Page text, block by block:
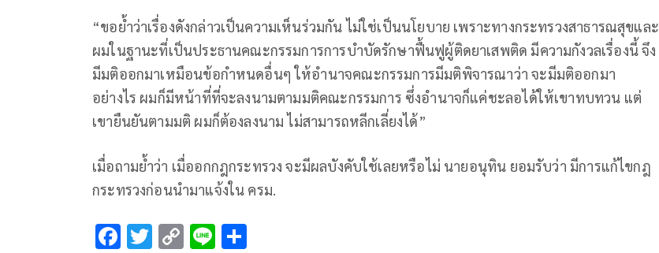
“ขอย้ำว่าเรื่องดังกล่าวเป็นความเห็นร่วมกัน ไม่ใช่เป็นนโยบาย เพราะทางกระทรวงสาธารณสุขและ
ผมในฐานะที่เป็นประธานคณะกรรมการการบำบัดรักษาฟื้นฟูผู้ติดยาเสพติด มีความกังวลเรื่องนี้ จึง
มีมติออกมาเหมือนข้อกำหนดอื่นๆ ให้อำนาจคณะกรรมการมีมติพิจารณาว่า จะมีมติออกมา
อย่างไร ผมก็มีหน้าที่ที่จะลงนามตามมติคณะกรรมการ ซึ่งอำนาจก็แค่ชะลอได้ให้เขาทบทวน แต่
เขายืนยันตามมติ ผมก็ต้องลงนาม ไม่สามารถหลีกเลี่ยงได้”
เมื่อถามย้ำว่า เมื่ออกกฎกระทรวง จะมีผลบังคับใช้เลยหรือไม่ นายอนุทิน ยอมรับว่า มีการแก้ไขกฎ
กระทรวงก่อนนำมาแจ้งใน ครม.
F T C Li